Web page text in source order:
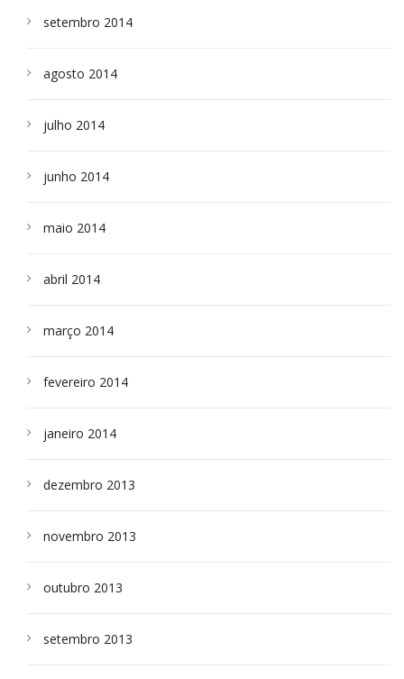
setembro 2014
agosto 2014
julho 2014
junho 2014
maio 2014
abril 2014
março 2014
fevereiro 2014
janeiro 2014
dezembro 2013
novembro 2013
outubro 2013
setembro 2013